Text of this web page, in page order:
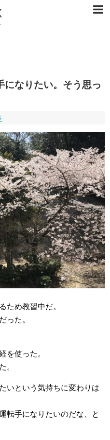
になりたい。そう思っ
ため教習中だ。
った。
を使った。
。
いという気持ちに変わりは
転手になりたいのだな、と